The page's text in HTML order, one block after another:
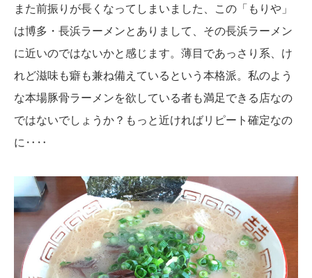
また前振りが長くなってしまいました、この「もりや」
は博多・長浜ラーメンとありまして、その長浜ラーメン
に近いのではないかと感じます。薄目であっさり系、け
れど滋味も癖も兼ね備えているという本格派。私のよう
な本場豚骨ラーメンを欲している者も満足できる店なの
ではないでしょうか？もっと近ければリピート確定なの
に‥‥